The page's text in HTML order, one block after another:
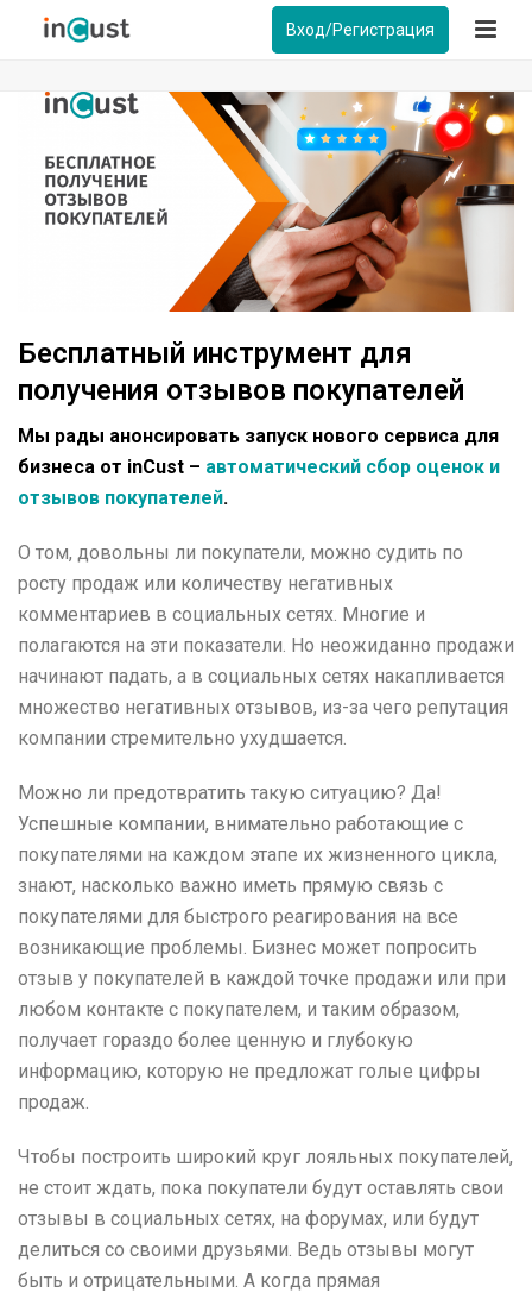
Вход/Регистрация
Бесплатный инструмент для
получения отзывов покупателей
Мы рады анонсировать запуск нового сервиса для
бизнеса от inCust – автоматический сбор оценок и
отзывов покупателей.
О том, довольны ли покупатели, можно судить по
росту продаж или количеству негативных
комментариев в социальных сетях. Многие и
полагаются на эти показатели. Но неожиданно продажи
начинают падать, а в социальных сетях накапливается
множество негативных отзывов, из-за чего репутация
компании стремительно ухудшается.
Можно ли предотвратить такую ​​ситуацию? Да!
Успешные компании, внимательно работающие с
покупателями на каждом этапе их жизненного цикла,
знают, насколько важно иметь прямую связь с
покупателями для быстрого реагирования на все
возникающие проблемы. Бизнес может попросить
отзыв у покупателей в каждой точке продажи или при
любом контакте с покупателем, и таким образом,
получает гораздо более ценную и глубокую
информацию, которую не предложат голые цифры
продаж.
Чтобы построить широкий круг лояльных покупателей,
не стоит ждать, пока покупатели будут оставлять свои
отзывы в социальных сетях, на форумах, или будут
делиться со своими друзьями. Ведь отзывы могут
быть и отрицательными. А когда прямая